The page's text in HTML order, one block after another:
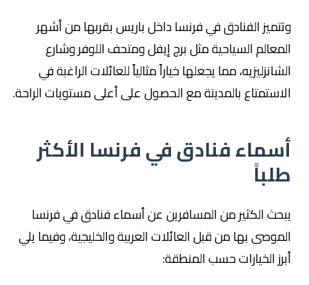
وتتميز الفنادق في فرنسا داخل باريس بقربها من أشهر
المعالم السياحية مثل برج إيفل ومتحف اللوفر وشارع
الشانزليزيه، مما يجعلها خياراً مثالياً للعائلات الراغبة في
الاستمتاع بالمدينة مع الحصول على أعلى مستويات الراحة.
أسماء فنادق في فرنسا الأكثر
طلباً
يبحث الكثير من المسافرين عن أسماء فنادق في فرنسا
الموصى بها من قبل العائلات العربية والخليجية، وفيما يلي
أبرز الخيارات حسب المنطقة: